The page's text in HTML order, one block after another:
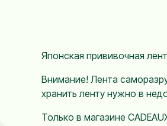
Японская прививочная
Внимание! Лента
хранить ленту нужно в
Только в магазине